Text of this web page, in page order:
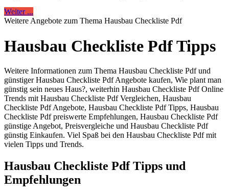
Weiter ...
Weitere Angebote zum Thema Hausbau Checkliste Pdf
Hausbau Checkliste Pdf Tipps
Weitere Informationen zum Thema Hausbau Checkliste Pdf und
günstiger Hausbau Checkliste Pdf Angebote kaufen, Wie plant man
günstig sein neues Haus?, weiterhin Hausbau Checkliste Pdf Online
Trends mit Hausbau Checkliste Pdf Vergleichen, Hausbau
Checkliste Pdf Angebote, Hausbau Checkliste Pdf Tipps, Hausbau
Checkliste Pdf preiswerte Empfehlungen, Hausbau Checkliste Pdf
günstige Angebot, Preisvergleiche und Hausbau Checkliste Pdf
günstig Einkaufen. Viel Spaß bei den Hausbau Checkliste Pdf mit
vielen Tipps und Trends.
Hausbau Checkliste Pdf Tipps und
Empfehlungen